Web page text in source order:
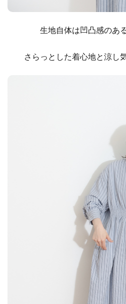
生地自体は凹凸感のあ
さらっとした着心地と涼し